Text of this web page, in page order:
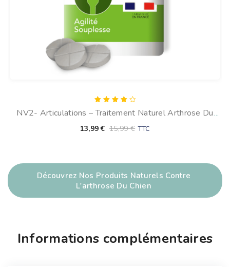
4.00
NV2- Articulations – Traitement Naturel Arthrose Du
Chien (30 Comprimés)
13,99€ 15,99€ TTC
Découvrez Nos Produits Naturels Contre
L'arthrose Du Chien
Informations complémentaires